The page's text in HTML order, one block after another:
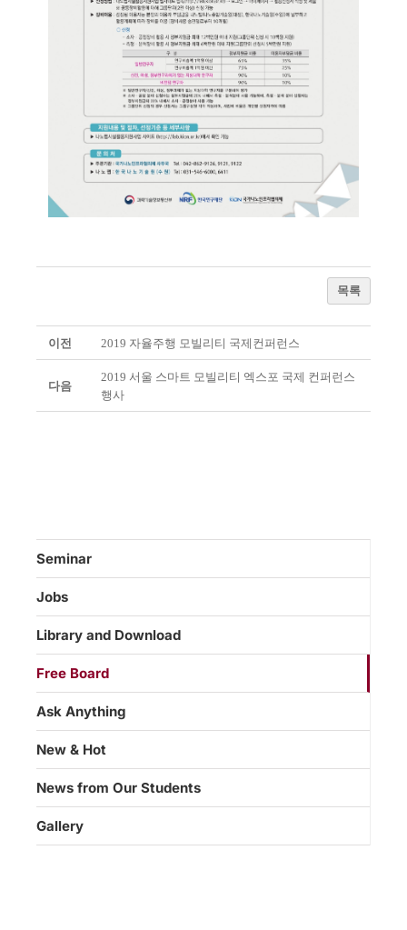
목록
이전 2019 자율주행 모빌리티 국제컨퍼런스
다음
2019 서울 스마트 모빌리티 엑스포 국제 컨퍼런스
행사
Seminar
Jobs
Library and Download
Free Board
Ask Anything
New & Hot
News from Our Students
Gallery